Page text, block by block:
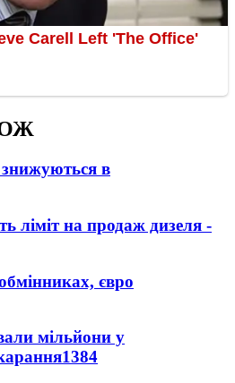
в
ліміт на продаж дизеля -
євро
мільйони у
1384